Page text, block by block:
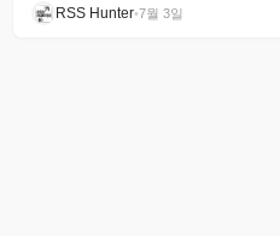
RSS Hunter•7월 3일